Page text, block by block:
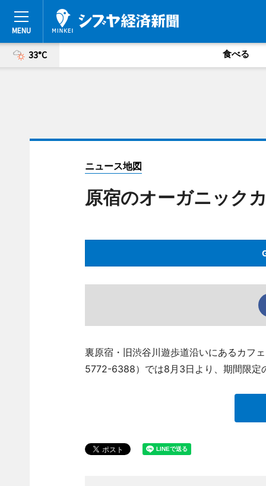
33°C 食べる
ニュース地図
原宿のオーガニック
裏原宿・旧渋谷川遊歩道沿いにあるカフ
5772-6388）では8月3日より、期間限定